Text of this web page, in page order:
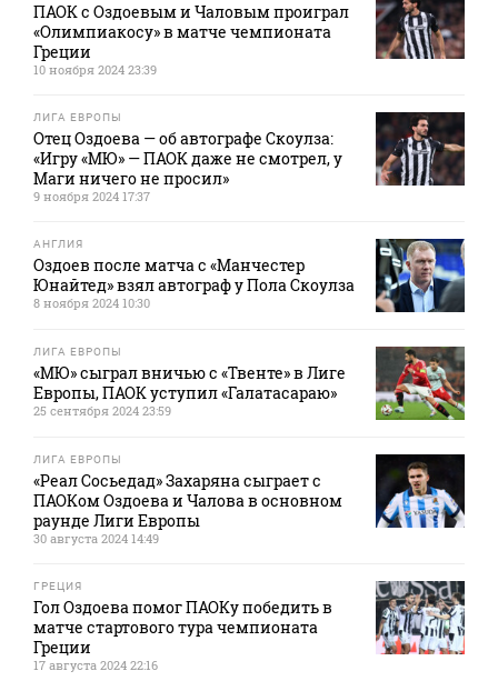
ПАОК с Оздоевым и Чаловым проиграл
«Олимпиакосу» в матче чемпионата
Греции
10 ноября 2024 23:39
ЛИГА ЕВРОПЫ
Отец Оздоева — об автографе Скоулза:
«Игру «МЮ» — ПАОК даже не смотрел, у
Маги ничего не просил»
9 ноября 2024 17:37
АНГЛИЯ
Оздоев после матча с «Манчестер
Юнайтед» взял автограф у Пола Скоулза
8 ноября 2024 10:30
ЛИГА ЕВРОПЫ
«МЮ» сыграл вничью с «Твенте» в Лиге
Европы, ПАОК уступил «Галатасараю»
25 сентября 2024 23:59
ЛИГА ЕВРОПЫ
«Реал Сосьедад» Захаряна сыграет с
ПАОКом Оздоева и Чалова в основном
раунде Лиги Европы
30 августа 2024 14:49
ГРЕЦИЯ
Гол Оздоева помог ПАОКу победить в
матче стартового тура чемпионата
Греции
17 августа 2024 22:16